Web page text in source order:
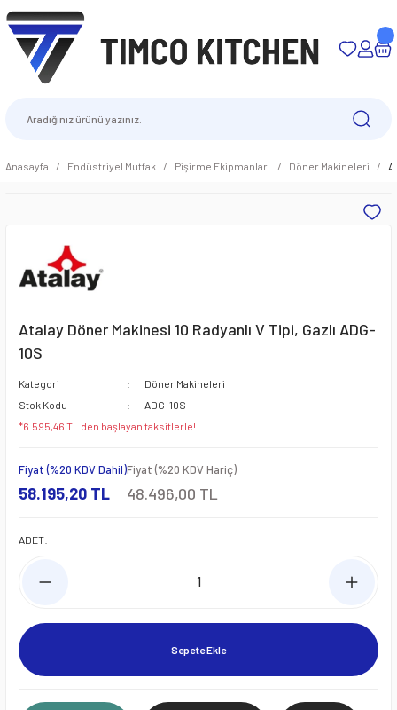
Anasayfa Endüstriyel Mutfak Pişirme Ekipmanları Döner Makineleri
Atalay Döner Makinesi 10 Radyanlı V Tipi, Gazlı ADG-
10S
Kategori
Döner Makineleri
Stok Kodu
ADG-10S
*6.595,46 TL den başlayan taksitlerle!
Fiyat (%20 KDV Dahil)
58.195,20 TL
Fiyat (%20 KDV Hariç)
48.496,00 TL
ADET:
Sepete Ekle